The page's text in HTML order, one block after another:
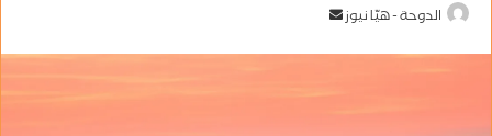
الدوحة - هيّا نيوز